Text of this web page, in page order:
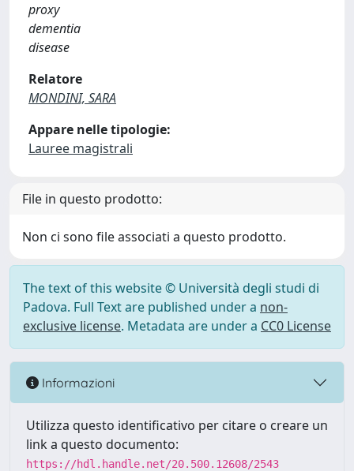
proxy
dementia
disease
Relatore
MONDINI, SARA
Appare nelle tipologie:
Lauree magistrali
File in questo prodotto:
Non ci sono file associati a questo prodotto.
The text of this website © Università degli studi di
Padova. Full Text are published under a non-
exclusive license. Metadata are under a CC0 License
Informazioni
Utilizza questo identificativo per citare o creare un
link a questo documento:
https://hdl.handle.net/20.500.12608/2543